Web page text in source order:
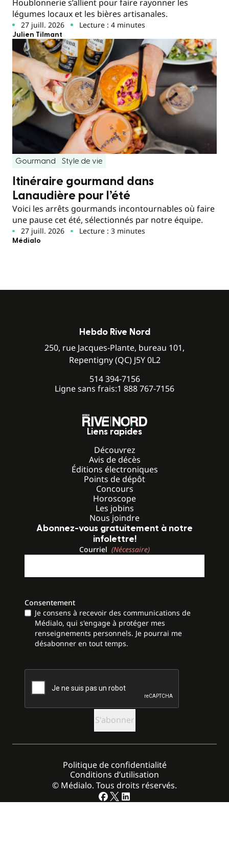
Houblonnerie s’allient pour faire rayonner les
légumes locaux et les bières artisanales.
27 juill. 2026 Lecture : 4 minutes
Julien Tilmant
Gourmand Style de vie
Itinéraire gourmand dans
Lanaudière pour l’été
Voici les arrêts gourmands incontournables où faire
une pause cet été, sélectionnés par notre équipe.
27 juill. 2026 Lecture : 3 minutes
Médialo
Hebdo Rive Nord
250, rue Jacques-Plante, bureau 101,
Repentigny (QC) J5Y 0L2
514 394-7156
Ligne sans frais:1 888 767-7156
Liens rapides
Découvrez
Avis de décès
Éditions électroniques
Points de dépôt
Concours
Horoscope
Les jobins
Nous joindre
Abonnez-vous gratuitement à notre
infolettre!
Courriel (Nécessaire)
Consentement
Je consens à recevoir des communications de
Médialo, qui s'engage à protéger mes
renseignements personnels. Je pourrai me
désabonner en tout temps.
CAPTCHA
© Médialo. Tous droits réservés.
Politique de confidentialité
Conditions d’utilisation